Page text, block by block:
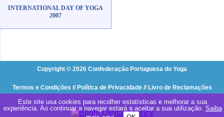
Este site usa cookies para recolher estatísticas e melhorar a sua
experiência. Ao continuar a navegar estará a aceitar a sua utilização. Saiba
INTERNATIONAL DAY OF YOGA
2007
Copyright © 2026 Confederação Portuguesa do Yoga
Termos e Condições // Política de Privacidade // Livro de Reclamações